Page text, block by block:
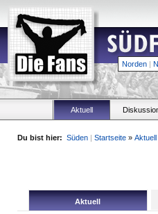
Norden |
Aktuell
Du bist hier: Süden | Startseite » Aktuell
Aktuell